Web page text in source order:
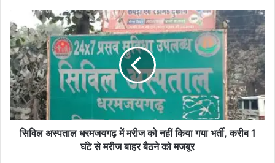
अस्पताल
धरमजयगढ़
में
मरीज
को
नहीं
किया
गया
भर्ती,सिविल अस्पताल धरमजयगढ़ में मरीज को नहीं किया गया भर्ती, करीब 1
घंटे से मरीज बाहर बैठने को मजबूर